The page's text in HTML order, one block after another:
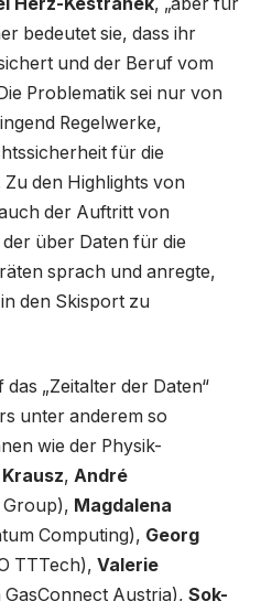
bedeutet sie, dass ihr
und der Beruf vom
Problematik sei nur von
Regelwerke,
für die
den Highlights von
der Auftritt von
der über Daten für die
sprach und anregte,
den Skisport zu
„Zeitalter der Daten“
unter anderem so
wie der Physik-
, André
Group), Magdalena
Computing), Georg
TTTech), Valerie
Austria), Sok-